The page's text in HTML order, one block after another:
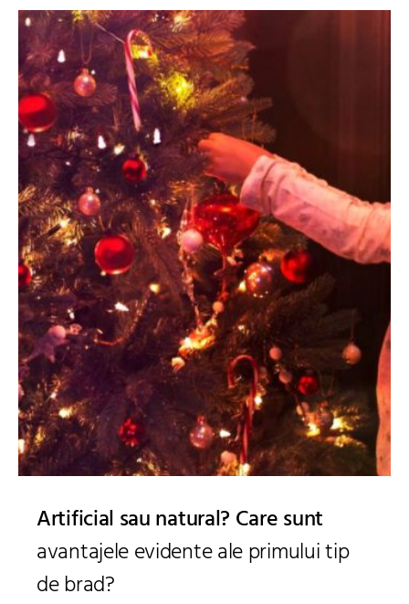
Artificial sau natural? Care sunt
avantajele evidente ale primului tip
de brad?